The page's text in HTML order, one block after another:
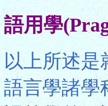
語用學
以上所述是
語言學諸學